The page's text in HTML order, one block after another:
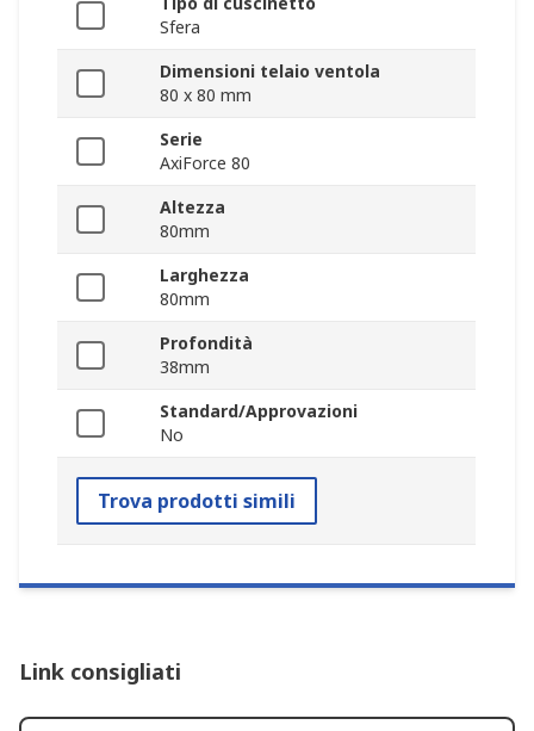
Sfera
Dimensioni telaio ventola
80 x 80 mm
Serie
AxiForce 80
Altezza
80mm
Larghezza
80mm
Profondità
38mm
Standard/Approvazioni
No
Trova prodotti simili
Link consigliati